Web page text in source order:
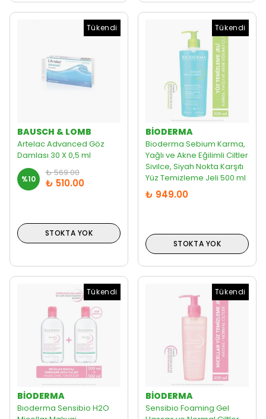
Tükendi
BAUSCH & LOMB
Artelac Advanced Göz
Damlası 30 X 0,5 ml
%10
₺ 569.00
₺ 510.00
STOKTA YOK
Tükendi
BIODERMA
Bioderma Sebium Karma,
Yağlı ve Akne Eğilimli Ciltler
Sivilce, Siyah Nokta Karşıtı
Yüz Temizleme Jeli 500 ml
₺ 949.00
STOKTA YOK
Tükendi
BIODERMA
Bıoderma Sensibio H2O
Tükendi
BIODERMA
Sensibio Foaming Gel